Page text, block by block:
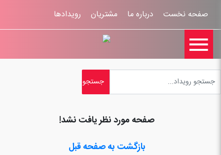
صفحه نخست درباره ما مشتریان رویدادها
ثبت شکایات راهنمای سایت
تماس با ما

صفحه مورد نظر یافت نشد!
بازگشت به صفحه قبل